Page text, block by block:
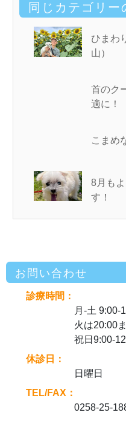
同じカテゴリー
ひまわ
山）
首のク
適に！
こまめ
8月も
す！
お問い合わせ
診療時間：
月-土 9:00-
火は20:00
祝日9:00-
休診日：
日曜日
TEL/FAX：
0258-25-